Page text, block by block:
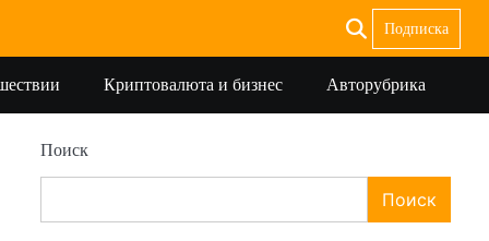
Подписка
Криптовалюта и бизнес Авторубрика
Поиск
Поиск